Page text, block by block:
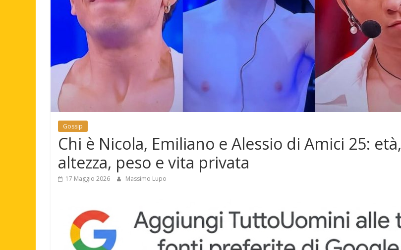
Gossip
Chi è Nicola, Emiliano e Alessio di Amici 25: età,
altezza, peso e vita privata
17 Maggio 2026 Massimo Lupo